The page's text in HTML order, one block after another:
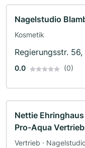
Nagelstudio
Kosmetik
Regierungsstr.
0.0 (0)
Nettie
Pro-Aqua
Vertrieb ·